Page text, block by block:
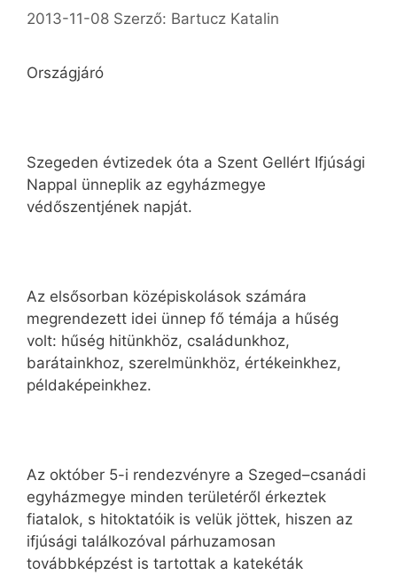
2013-11-08 Szerző: Bartucz Katalin
Országjáró
Szegeden évtizedek óta a Szent Gellért Ifjúsági
Nappal ünneplik az egyházmegye
védőszentjének napját.
Az elsősorban középiskolások számára
megrendezett idei ünnep fő témája a hűség
volt: hűség hitünkhöz, családunkhoz,
barátainkhoz, szerelmünkhöz, értékeinkhez,
példaképeinkhez.
Az október 5-i rendezvényre a Szeged–csanádi
egyházmegye minden területéről érkeztek
fiatalok, s hitoktatóik is velük jöttek, hiszen az
ifjúsági találkozóval párhuzamosan
továbbképzést is tartottak a katekéták